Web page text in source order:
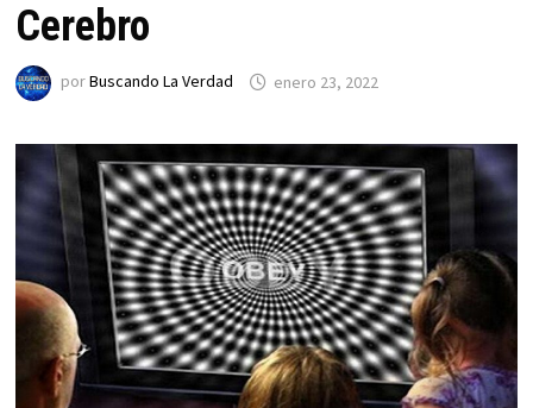
Cerebro
porBuscando La Verdad enero 23, 2022